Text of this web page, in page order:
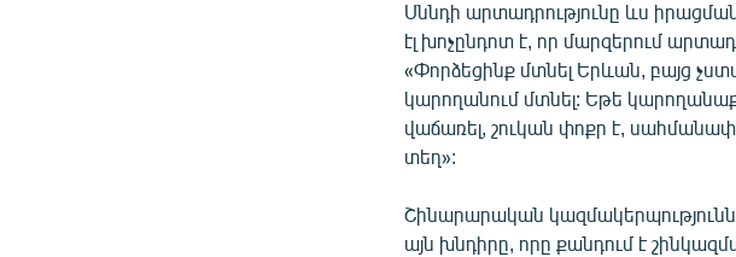
Սննդի արտադրությունը ևս
էլ խոչընդոտ է, որ մարզերում
«Փորձեցինք մտնել Երևան, բայց
կարողանում մտնել: Եթե
վաճառել, շուկան փոքր է,
տեղ»:
Շինարարական
այն խնդիրը, որը քանդում է